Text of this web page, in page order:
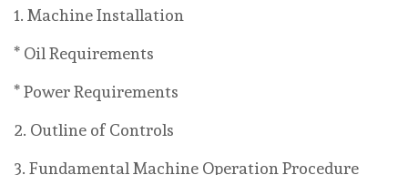
1. Machine Installation
* Oil Requirements
* Power Requirements
2. Outline of Controls
3. Fundamental Machine Operation Procedure